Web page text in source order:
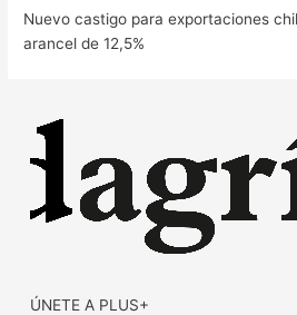
Nuevo castigo para exportaciones
arancel de 12,5%
ÚNETE A PLUS+